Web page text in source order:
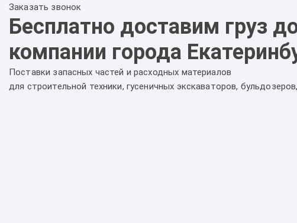
Заказать звонок
Бесплатно доставим груз
компании города
Поставки запасных частей и расходных материалов
для строительной техники, гусеничных экскаваторов,